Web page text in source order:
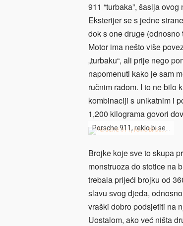
911 “turbaka”, šasija
Eksterijer se s jedne
dok s one druge
Motor ima nešto više
„turbaku“, ali prije nego
napomenuti kako je sam
ručnim radom. I to ne bilo
kombinaciji s unikatnim i
1,200 kilograma govori
Porsche 911, reklo bi se…
Brojke koje sve to skupa
monstruoza do stotice na
trebala prijeći brojku od
slavu svog djeda,
vraški dobro podsjetiti na
Uostalom, ako već ništa